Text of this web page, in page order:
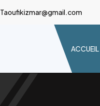
Taoufikizmar@gmail.com
ACCUEIL